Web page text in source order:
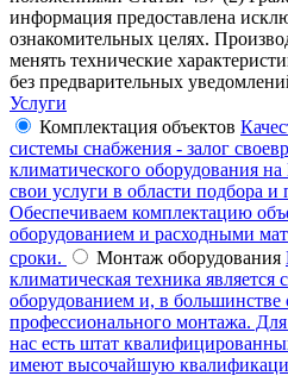
информация предоставлена
ознакомительных целях.
менять технические
без предварительных
Услуги
Комплектация объектов
системы снабжения - залог
климатического оборудования
свои услуги в области подбора и
Обеспечиваем комплектацию
оборудованием и расходными
сроки.
Монтаж оборудования
климатическая техника
оборудованием и, в большинстве
профессионального монтажа.
нас есть штат
имеют высочайшую